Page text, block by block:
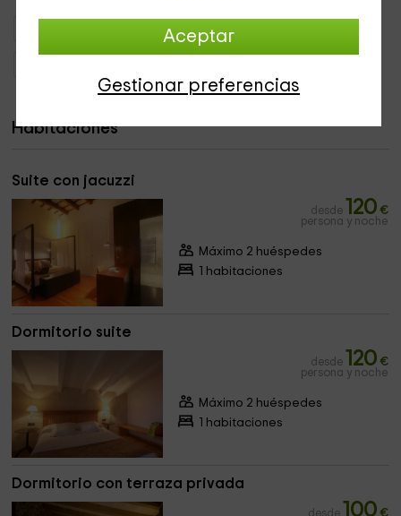
Aceptar
Gestionar preferencias
Hoteles con encanto Islas Baleares Hoteles con encanto Menorca
Habitaciones
Suite con jacuzzi
desde 120 €
persona y noche
Máximo 2 huéspedes
1 habitaciones
Dormitorio suite
desde 120 €
persona y noche
Máximo 2 huéspedes
1 habitaciones
Dormitorio con terraza privada
100